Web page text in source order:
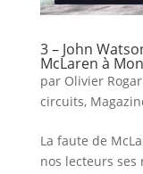
3 – John
McLaren à
par Olivier
circuits,
La faute de
nos lecteurs